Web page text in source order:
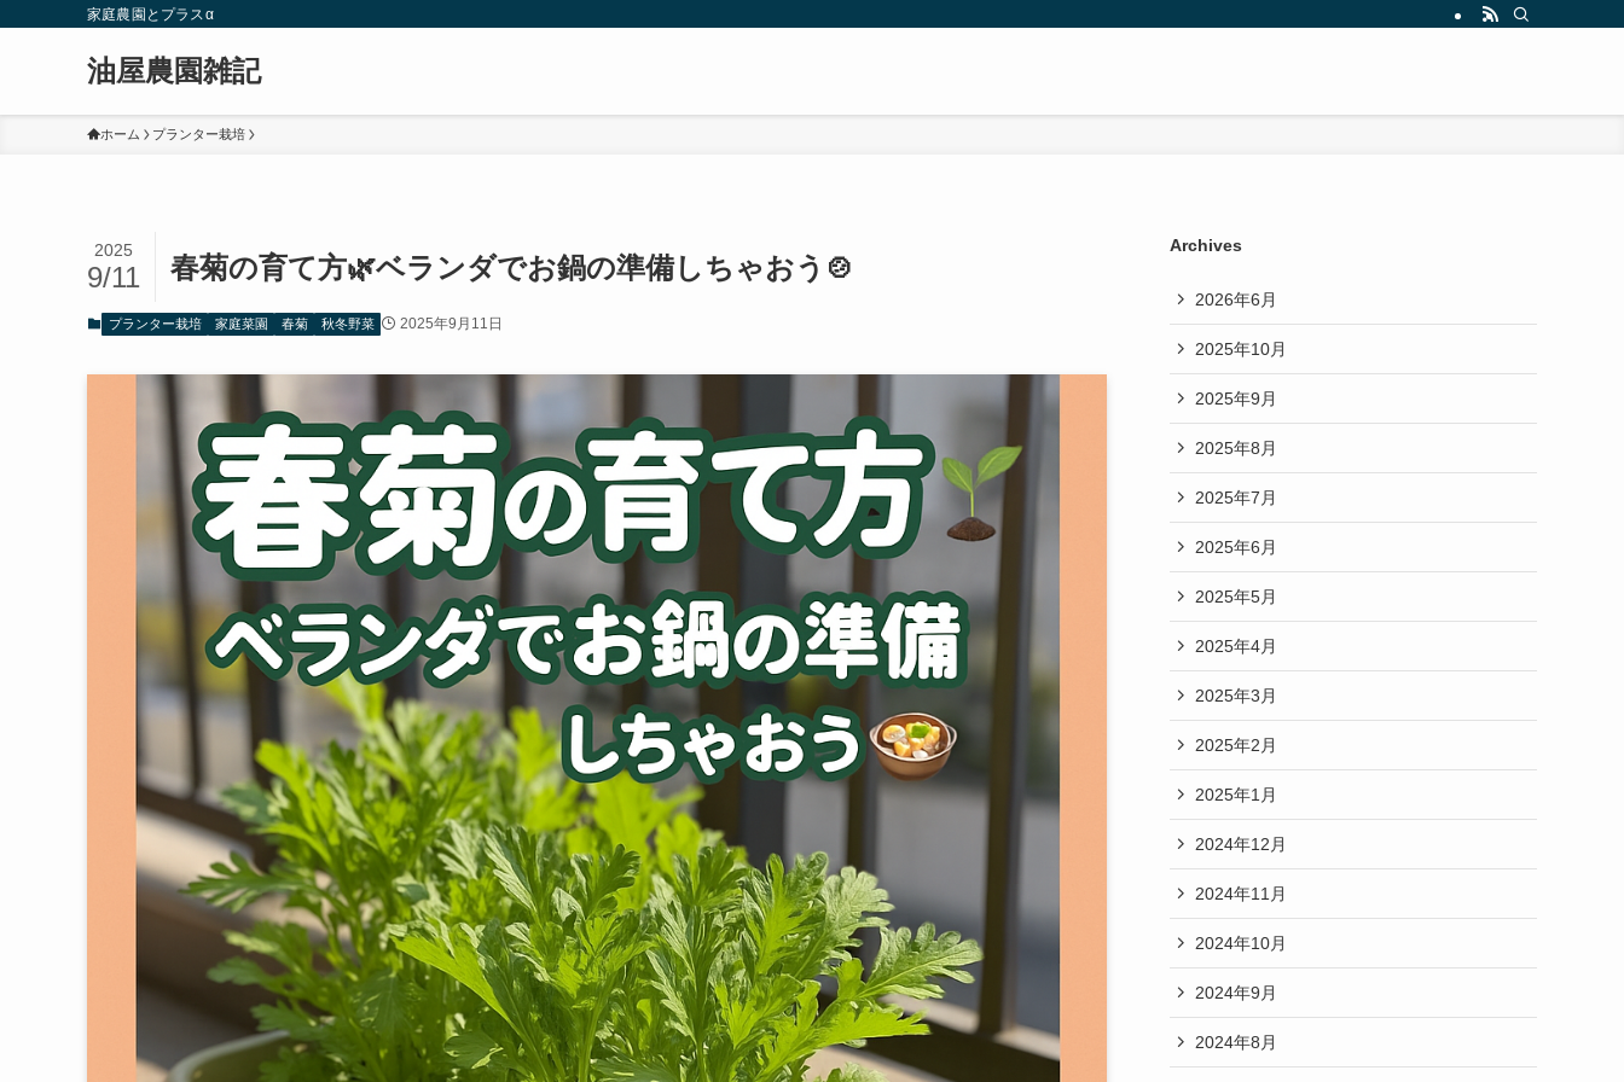
家庭農園とプラスα
油屋農園雑記
ホーム プランター栽培
春菊の育て方🌿ベランダでお鍋の準備しちゃおう🍲
2025
9/11
プランター栽培 家庭菜園 春菊 秋冬野菜 2025年9月11日
Archives
2026年6月
2025年10月
2025年9月
2025年8月
2025年7月
2025年6月
2025年5月
2025年4月
2025年3月
2025年2月
2025年1月
2024年12月
2024年11月
2024年10月
2024年9月
2024年8月